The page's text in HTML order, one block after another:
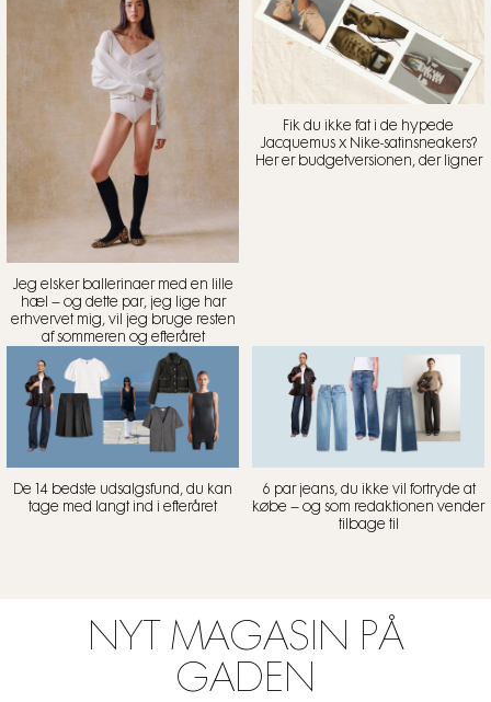
Jeg elsker ballerinaer med en lille
hæl – og dette par, jeg lige har
erhvervet mig, vil jeg bruge resten
af sommeren og efteråret
Fik du ikke fat i de hypede
Jacquemus x Nike-satinsneakers?
Her er budgetversionen, der ligner
De 14 bedste udsalgsfund, du kan
tage med langt ind i efteråret
6 par jeans, du ikke vil fortryde at
købe – og som redaktionen vender
tilbage til
NYT MAGASIN PÅ
GADEN